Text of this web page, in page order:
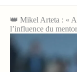
👑 Mikel Arteta : «
l’influence du